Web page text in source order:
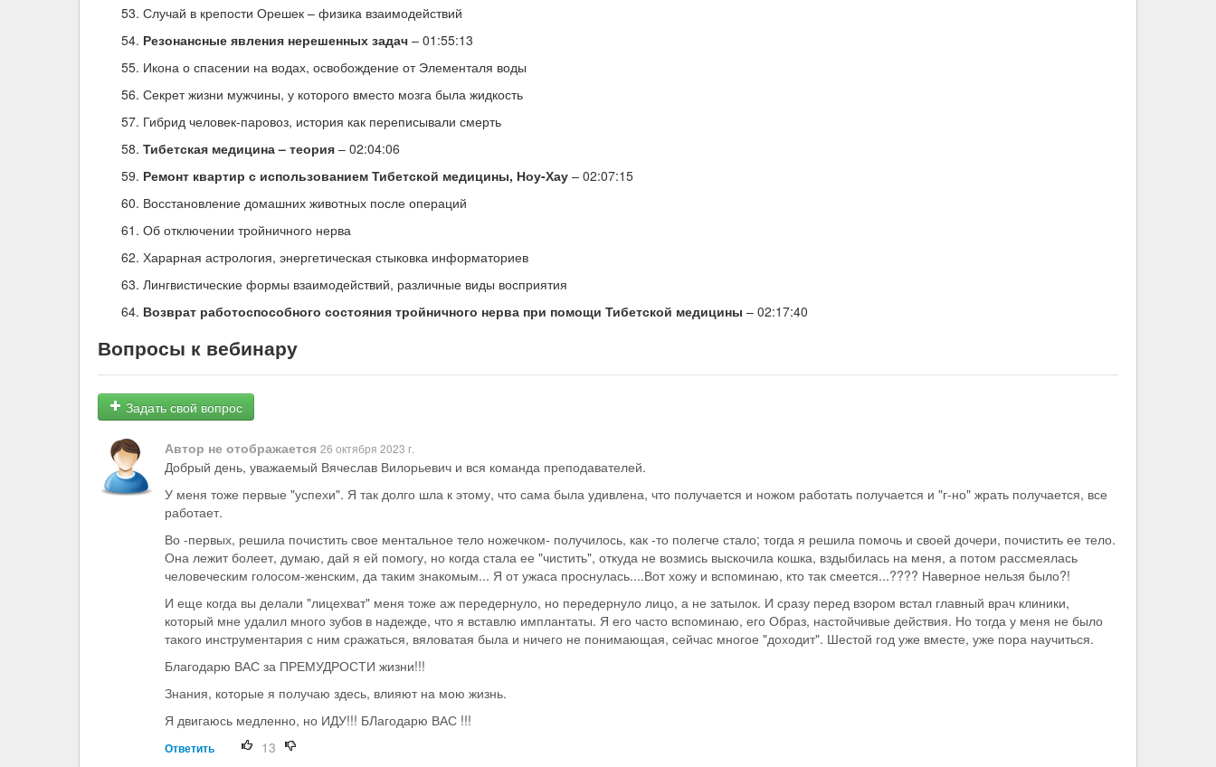
Случай в крепости Орешек – физика взаимодействий
Резонансные явления нерешенных задач – 01:55:13
Икона о спасении на водах, освобождение от Элементаля воды
Секрет жизни мужчины, у которого вместо мозга была жидкость
Гибрид человек-паровоз, история как переписывали смерть
Тибетская медицина – теория – 02:04:06
Ремонт квартир с использованием Тибетской медицины, Ноу-Хау – 02:07:15
Восстановление домашних животных после операций
Об отключении тройничного нерва
Харарная астрология, энергетическая стыковка информаториев
Лингвистические формы взаимодействий, различные виды восприятия
Возврат работоспособного состояния тройничного нерва при помощи Тибетской медицины – 02:17:40
Вопросы к вебинару
Задать свой вопрос
Автор не отображается 26 октября 2023 г.
Добрый день, уважаемый Вячеслав Вилорьевич и вся команда преподавателей.
У меня тоже первые "успехи". Я так долго шла к этому, что сама была удивлена, что получается и ножом работать получается и "г-но" жрать получается, все
работает.
Во -первых, решила почистить свое ментальное тело ножечком- получилось, как -то полегче стало; тогда я решила помочь и своей дочери, почистить ее тело.
Она лежит болеет, думаю, дай я ей помогу, но когда стала ее "чистить", откуда не возмись выскочила кошка, вздыбилась на меня, а потом рассмеялась
человеческим голосом-женским, да таким знакомым... Я от ужаса проснулась....Вот хожу и вспоминаю, кто так смеется...???? Наверное нельзя было?!
И еще когда вы делали "лицехват" меня тоже аж передернуло, но передернуло лицо, а не затылок. И сразу перед взором встал главный врач клиники,
который мне удалил много зубов в надежде, что я вставлю имплантаты. Я его часто вспоминаю, его Образ, настойчивые действия. Но тогда у меня не было
такого инструментария с ним сражаться, вяловатая была и ничего не понимающая, сейчас многое "доходит". Шестой год уже вместе, уже пора научиться.
Благодарю ВАС за ПРЕМУДРОСТИ жизни!!!
Знания, которые я получаю здесь, влияют на мою жизнь.
Я двигаюсь медленно, но ИДУ!!! БЛагодарю ВАС !!!
Ответить 13